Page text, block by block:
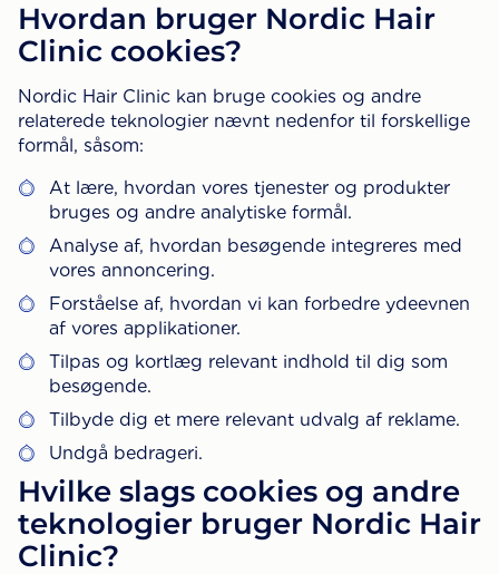
Hvordan bruger Nordic Hair
Clinic cookies?
Nordic Hair Clinic kan bruge cookies og andre
relaterede teknologier nævnt nedenfor til forskellige
formål, såsom:
At lære, hvordan vores tjenester og produkter
bruges og andre analytiske formål.
Analyse af, hvordan besøgende integreres med
vores annoncering.
Forståelse af, hvordan vi kan forbedre ydeevnen
af vores applikationer.
Tilpas og kortlæg relevant indhold til dig som
besøgende.
Tilbyde dig et mere relevant udvalg af reklame.
Undgå bedrageri.
Hvilke slags cookies og andre
teknologier bruger Nordic Hair
Clinic?